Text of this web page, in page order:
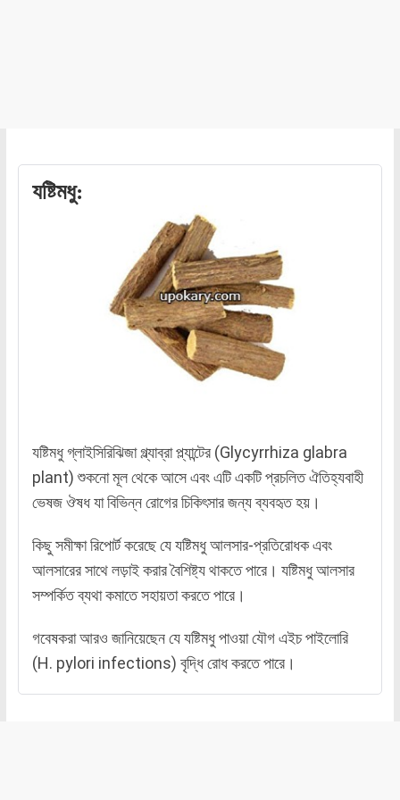
যষ্টিমধু:
যষ্টিমধু গ্লাইসিরিঝিজা গ্ল্যাব্রা প্ল্যান্টের (Glycyrrhiza glabra
plant) শুকনো মূল থেকে আসে এবং এটি একটি প্রচলিত ঐতিহ্যবাহী
ভেষজ ঔষধ যা বিভিন্ন রোগের চিকিৎসার জন্য ব্যবহৃত হয়।
কিছু সমীক্ষা রিপোর্ট করেছে যে যষ্টিমধু আলসার-প্রতিরোধক এবং
আলসারের সাথে লড়াই করার বৈশিষ্ট্য থাকতে পারে। যষ্টিমধু আলসার
সম্পর্কিত ব্যথা কমাতে সহায়তা করতে পারে।
গবেষকরা আরও জানিয়েছেন যে যষ্টিমধু পাওয়া যৌগ এইচ পাইলোরি
(H. pylori infections) বৃদ্ধি রোধ করতে পারে।